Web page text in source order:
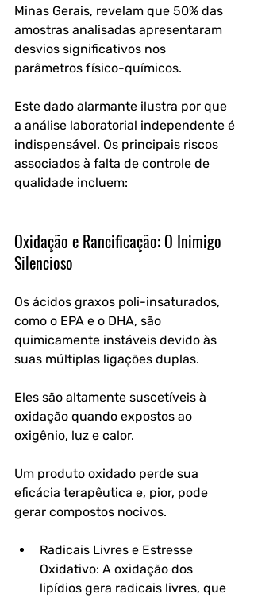
Minas Gerais, revelam que 50% das
amostras analisadas apresentaram
desvios significativos nos
parâmetros físico-químicos.
Este dado alarmante ilustra por que
a análise laboratorial independente é
indispensável. Os principais riscos
associados à falta de controle de
qualidade incluem:
Oxidação e Rancificação: O Inimigo
Silencioso
Os ácidos graxos poli-insaturados,
como o EPA e o DHA, são
quimicamente instáveis devido às
suas múltiplas ligações duplas.
Eles são altamente suscetíveis à
oxidação quando expostos ao
oxigênio, luz e calor.
Um produto oxidado perde sua
eficácia terapêutica e, pior, pode
gerar compostos nocivos.
Radicais Livres e Estresse
Oxidativo: A oxidação dos
lipídios gera radicais livres, que